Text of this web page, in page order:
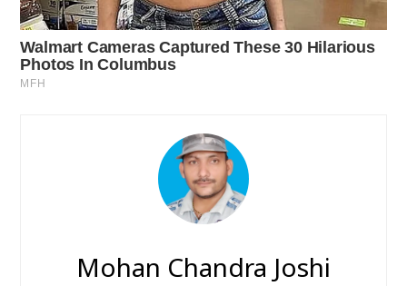
Mohan Chandra Joshi